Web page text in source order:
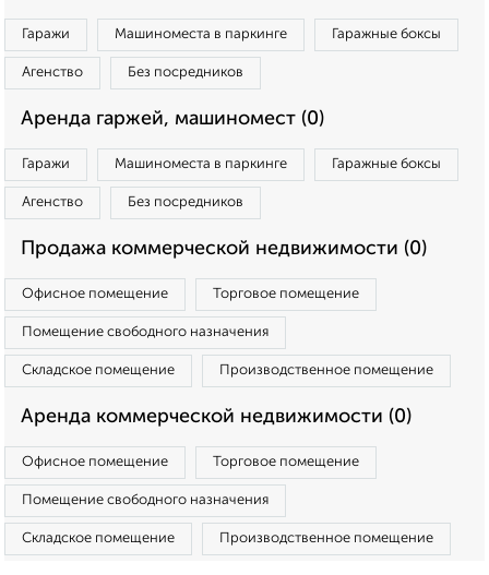
Гаражи Машиноместа в паркинге Гаражные боксы
Агенство Без посредников
Аренда гаржей, машиномест (0)
Гаражи Машиноместа в паркинге Гаражные боксы
Агенство Без посредников
Продажа коммерческой недвижимости (0)
Офисное помещение Торговое помещение
Помещение свободного назначения
Складское помещение Производственное помещение
Аренда коммерческой недвижимости (0)
Офисное помещение Торговое помещение
Помещение свободного назначения
Складское помещение Производственное помещение